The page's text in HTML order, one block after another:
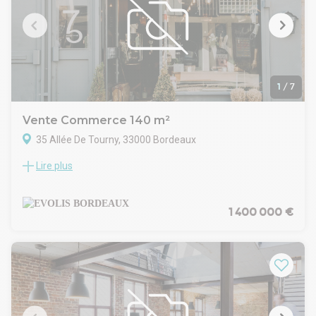
1 / 7
Vente Commerce 140 m²
35 Allée De Tourny, 33000 Bordeaux
Situé sur l'un des axes les plus prestigieux de Bordeaux,
bureaux.
D'une surface totale d'environ 128 m², il se compose de
d'une excellente visibilité grâce à son emplacement en angle
de rue, offrant un fort passage et un beau linéaire de
vitrines.
Ce local lumineux représente une opportunité rare dans le
secteur.
Lire plus
1 400 000 €